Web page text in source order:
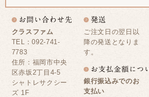
クラスファム
TEL：092-741-
7783
住所：福岡市中央
区赤坂2丁目4-5
シャトレサクシー
ズ 1F
ご注文日の翌日以
降の発送となりま
す。
銀行振込みでのお
支払い